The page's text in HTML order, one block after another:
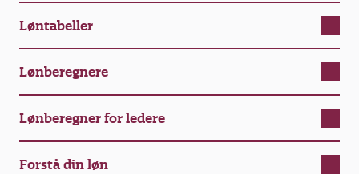
Løntabeller
Lønberegnere
Lønberegner for ledere
Forstå din løn